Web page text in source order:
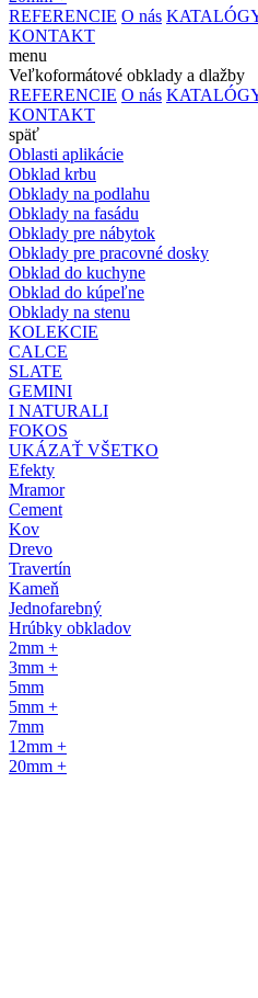
REFERENCIE O nás
KONTAKT
menu
Veľkoformátové obklady a dlažby
REFERENCIE O nás
KONTAKT
späť
Oblasti aplikácie
Obklad krbu
Obklady na podlahu
Obklady na fasádu
Obklady pre nábytok
Obklady pre pracovné dosky
Obklad do kuchyne
Obklad do kúpeľne
Obklady na stenu
KOLEKCIE
CALCE
SLATE
GEMINI
I NATURALI
FOKOS
UKÁZAŤ VŠETKO
Efekty
Mramor
Cement
Kov
Drevo
Travertín
Kameň
Jednofarebný
Hrúbky obkladov
2mm +
3mm +
5mm
5mm +
7mm
12mm +
20mm +